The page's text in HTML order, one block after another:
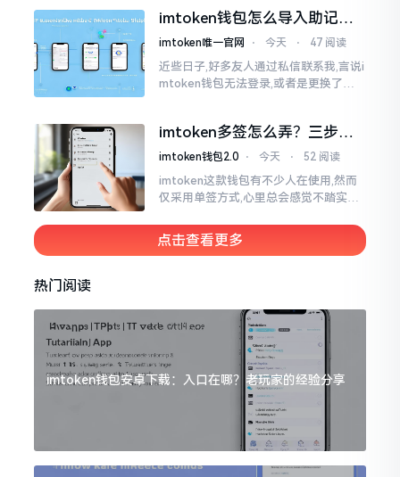
这个东西呢
imtoken钱包怎么导入助记
词？手把手教你找回资产
imtoken唯一官网 ⋅ 今天 ⋅ 47 阅读
近些日子,好多友人通过私信联系我,言说i
mtoken钱包无法登录,或者是更换了手
imtoken多签怎么弄？三步搞
定，资产更安全
imtoken钱包2.0 ⋅ 今天 ⋅ 52 阅读
imtoken这款钱包有不少人在使用,然而
仅采用单签方式,心里总会感觉不踏实。
真如同处于全然暴露状态了。多签实际
上就是给资产增添一道保障
点击查看更多
热门阅读
imtoken钱包安卓下载：入口在哪？老玩家的经验分享